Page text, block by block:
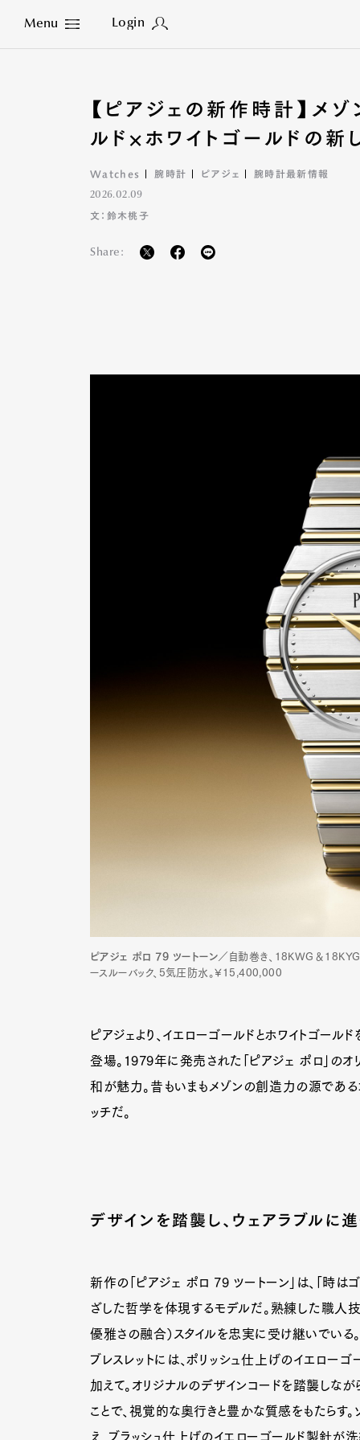
Menu Login
Close
【ピアジェの新作時計】メ
ルド×ホワイトゴールドの新
Watches 腕時計 ピアジェ 腕時計最新情報
2026.02.09
文：鈴木桃子
Share:
ピアジェ ポロ 79 ツートーン／自動巻き、18KWG＆18KYG
ースルーバック、5気圧防水。¥15,400,000
ピアジェより、イエローゴールドとホワイトゴー
登場。1979年に発売された「ピアジェ ポロ」の
和が魅力。昔もいまもメゾンの創造力の源であ
ッチだ。
デザインを踏襲し、ウェアラブルに
新作の「ピアジェ ポロ 79 ツートーン」は、「時
ざした哲学を体現するモデルだ。熟練した職人
優雅さの融合）スタイルを忠実に受け継いでいる
ブレスレットには、ポリッシュ仕上げのイエロー
加えて。オリジナルのデザインコードを踏襲しな
ことで、視覚的な奥行きと豊かな質感をもたらす
え、ブラッシュ仕上げのイエローゴールド製針が